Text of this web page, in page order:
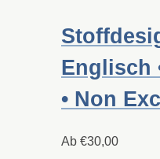
Englisch
• Non
Ab €30,00